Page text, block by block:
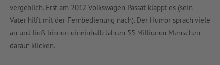
vergeblich. Erst am 2012 Volkswagen Passat klappt es (sein
Vater hilft mit der Fernbedienung nach). Der Humor sprach viele
an und ließ binnen eineinhalb Jahren 55 Millionen Menschen
darauf klicken.